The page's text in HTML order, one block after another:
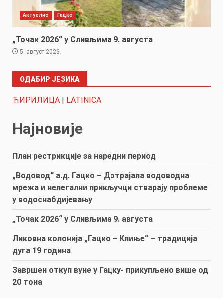
Актуелно Гацко
„Точак 2026“ у Сливљима 9. августа
5. август 2026.
ОДАБИР ЈЕЗИКА
ЋИРИЛИЦА | LATINICA
Најновије
План рестрикције за наредни период
„Водовод“ а.д. Гацко – Дотрајала водоводна
мрежа и нелегални прикључци стварају проблеме
у водоснабдијевању
„Точак 2026“ у Сливљима 9. августа
Ликовна колонија „Гацко – Клиње“ – традиција
дуга 19 година
Завршен откуп вуне у Гацку- прикупљено више од
20 тона